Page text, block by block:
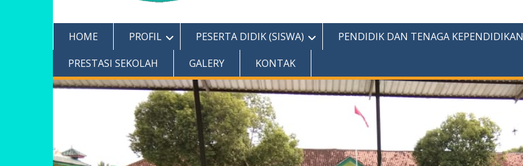
HOME PROFIL PESERTA DIDIK (SISWA) PENDIDIK DAN TENAGA KEPENDIDIKAN
PRESTASI SEKOLAH
GALERY KONTAK